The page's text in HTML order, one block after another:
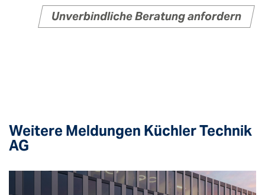
Unverbindliche Beratung anfordern
Weitere Meldungen Küchler Technik
AG